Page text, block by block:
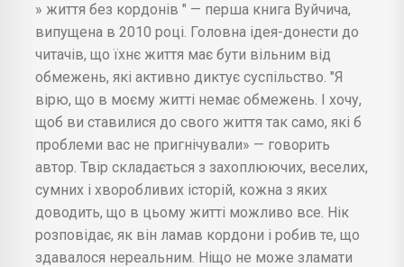
» життя без кордонів " — перша книга Вуйчича,
випущена в 2010 році. Головна ідея-донести до
читачів, що їхнє життя має бути вільним від
обмежень, які активно диктує суспільство. "Я
вірю, що в моєму житті немає обмежень. І хочу,
щоб ви ставилися до свого життя так само, які б
проблеми вас не пригнічували» — говорить
автор. Твір складається з захоплюючих, веселих,
сумних і хворобливих історій, кожна з яких
доводить, що в цьому житті можливо все. Нік
розповідає, як він ламав кордони і робив те, що
здавалося нереальним. Ніщо не може зламати